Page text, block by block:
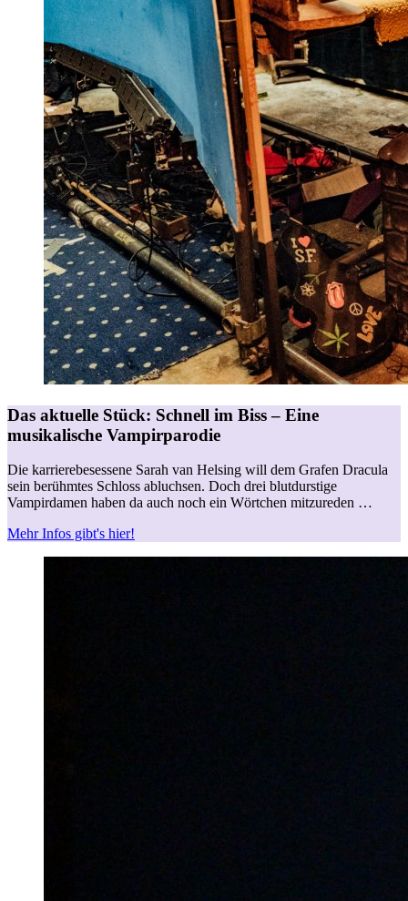
Das aktuelle Stück: Schnell im Biss – Eine
musikalische Vampirparodie
Die karrierebesessene Sarah van Helsing will dem Grafen Dracula
sein berühmtes Schloss abluchsen. Doch drei blutdurstige
Vampirdamen haben da auch noch ein Wörtchen mitzureden …
Mehr Infos gibt's hier!